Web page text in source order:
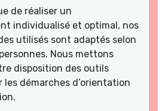
de réaliser un
individualisé et optimal, nos
utilisés sont adaptés selon
Nous mettons
disposition des outils
les démarches d’orientation